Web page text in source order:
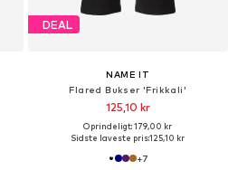
DEAL
NAME IT
Flared Bukser 'Frikkali'
125,10 kr
Oprindeligt: 179,00 kr
Sidste laveste pris:125,10 kr
+7